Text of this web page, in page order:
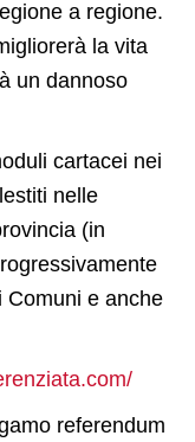
a regione.
la vita
un dannoso
cartacei nei
nelle
(in
Comuni e anche